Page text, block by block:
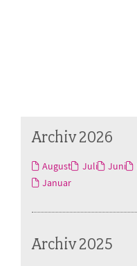
Archiv 2026
August Juli Juni
Januar
Archiv 2025